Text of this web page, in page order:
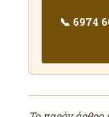
📞 6974